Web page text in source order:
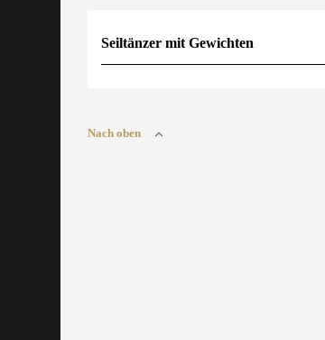
Seiltänzer mit Gewichten
Nach oben